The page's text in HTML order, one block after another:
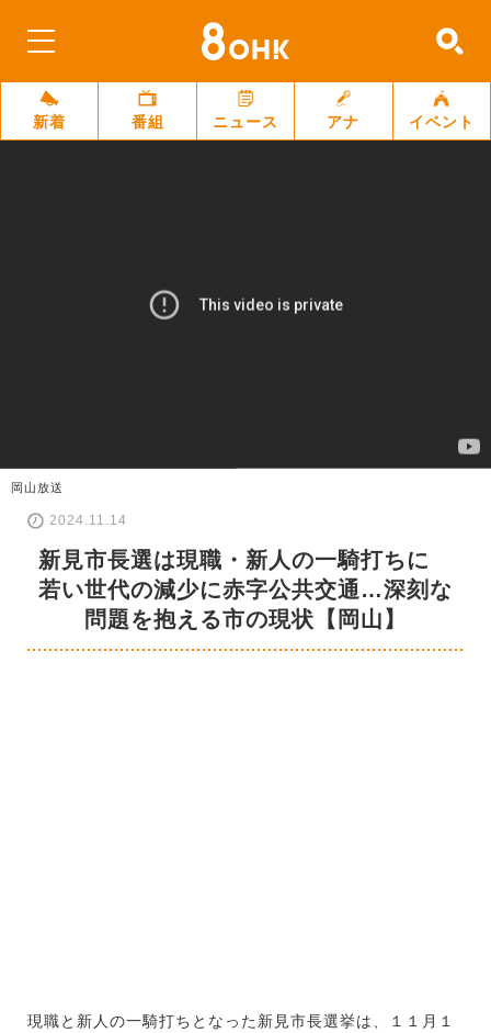
新着 番組 ニュース アナ イベント
岡山放送
2024.11.14
新見市長選は現職・新人の一騎打ちに
若い世代の減少に赤字公共交通…深刻な
問題を抱える市の現状【岡山】
現職と新人の一騎打ちとなった新見市長選挙は、１１月１